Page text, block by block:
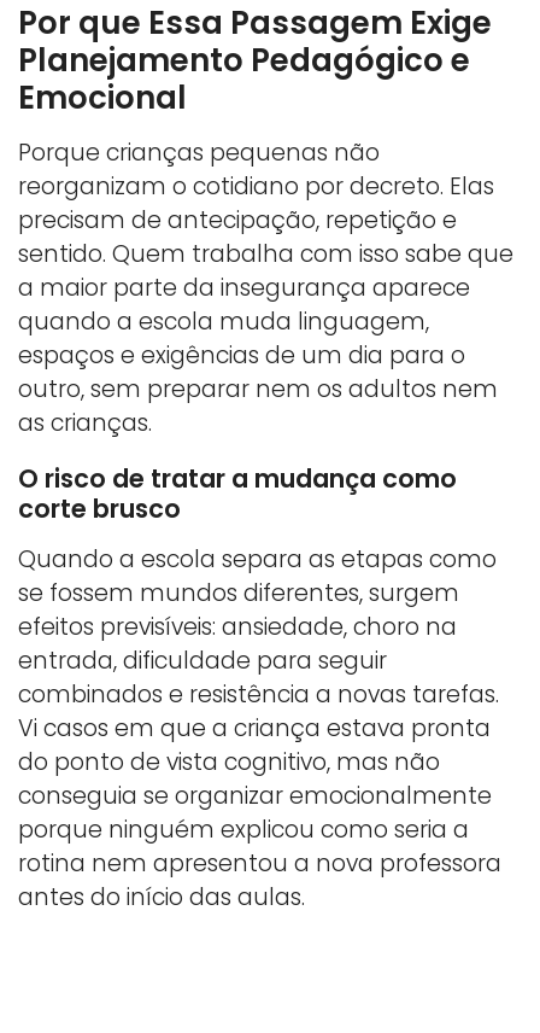
Por que Essa Passagem Exige
Planejamento Pedagógico e
Emocional
Porque crianças pequenas não
reorganizam o cotidiano por decreto. Elas
precisam de antecipação, repetição e
sentido. Quem trabalha com isso sabe que
a maior parte da insegurança aparece
quando a escola muda linguagem,
espaços e exigências de um dia para o
outro, sem preparar nem os adultos nem
as crianças.
O risco de tratar a mudança como
corte brusco
Quando a escola separa as etapas como
se fossem mundos diferentes, surgem
efeitos previsíveis: ansiedade, choro na
entrada, dificuldade para seguir
combinados e resistência a novas tarefas.
Vi casos em que a criança estava pronta
do ponto de vista cognitivo, mas não
conseguia se organizar emocionalmente
porque ninguém explicou como seria a
rotina nem apresentou a nova professora
antes do início das aulas.